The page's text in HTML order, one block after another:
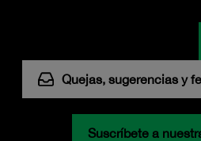
Quejas, sugerencias y
Suscríbete a